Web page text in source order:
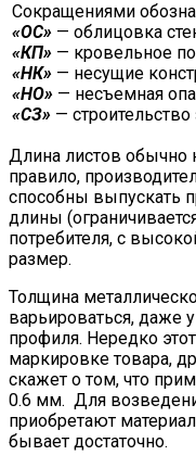
Сокращениями
«ОС» — облицовка
«КП» — кровельное
«НК» — несущие
«НО» — несъемная
«СЗ» — строительство
Длина листов обычно
правило,
способны выпускать
длины
потребителя, с
размер.
Толщина
варьироваться, даже
профиля. Нередко
маркировке товара,
скажет о том, что
0.6 мм. Для
приобретают
бывает достаточно.